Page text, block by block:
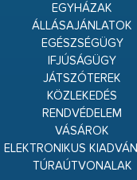
EGYHÁZAK
ÁLLÁSAJÁNLATOK
EGÉSZSÉGÜGY
IFJÚSÁGÜGY
JÁTSZÓTEREK
KÖZLEKEDÉS
RENDVÉDELEM
VÁSÁROK
ELEKTRONIKUS
TÚRAÚTVONALAK